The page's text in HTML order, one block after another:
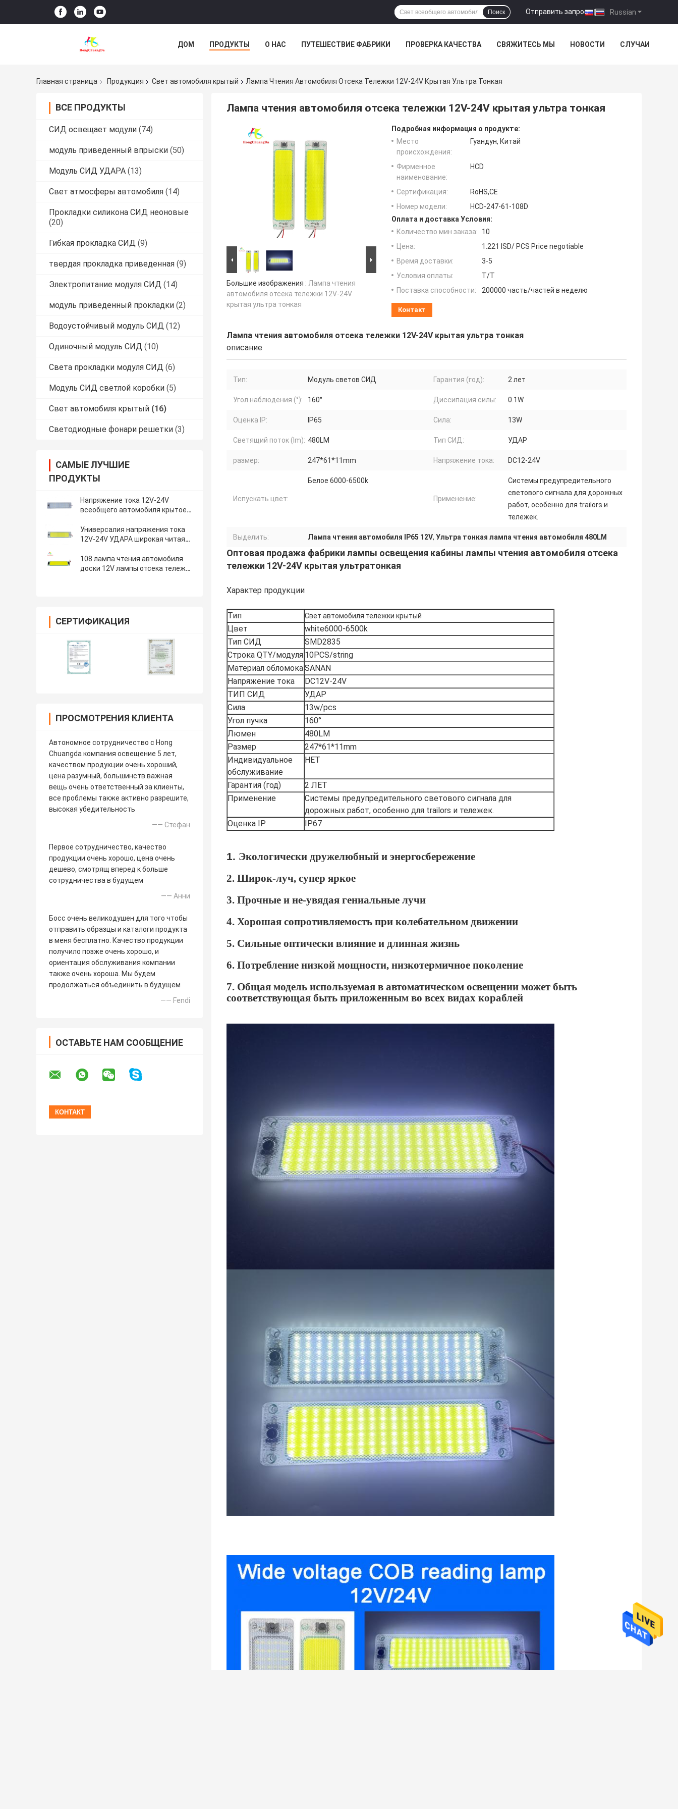
Russian
Отправить запрос |
Поиск
ДОМ ПРОДУКТЫ О НАС ПУТЕШЕСТВИЕ ФАБРИКИ ПРОВЕРКА КАЧЕСТВА СВЯЖИТЕСЬ МЫ НОВОСТИ СЛУЧАИ
Главная страница Продукция Свет автомобиля крытый Лампа Чтения Автомобиля Отсека Тележки 12V-24V Крытая Ультра Тонкая
ВСЕ ПРОДУКТЫ
СИД освещает модули (74)
модуль приведенный впрыски (50)
Модуль СИД УДАРА (13)
Свет атмосферы автомобиля (14)
Прокладки силикона СИД неоновые
(20)
Гибкая прокладка СИД (9)
твердая прокладка приведенная (9)
Электропитание модуля СИД (14)
модуль приведенный прокладки (2)
Водоустойчивый модуль СИД (12)
Одиночный модуль СИД (10)
Света прокладки модуля СИД (6)
Модуль СИД светлой коробки (5)
Свет автомобиля крытый (16)
Светодиодные фонари решетки (3)
САМЫЕ ЛУЧШИЕ
ПРОДУКТЫ
Напряжение тока 12V-24V
всеобщего автомобиля крытое
моделей
Универсалия напряжения тока
12V-24V УДАРА широкая читая
108 лампа чтения автомобиля
доски 12V лампы отсека тележки
СЕРТИФИКАЦИЯ
ПРОСМОТРЕНИЯ КЛИЕНТА
Автономное сотрудничество с Hong
Chuangda компания освещение 5 лет,
качеством продукции очень хороший,
цена разумный, большинств важная
вещь очень ответственный за клиенты,
все проблемы также активно разрешите,
высокая убедительность
—— Стефан
Первое сотрудничество, качество
продукции очень хорошо, цена очень
дешево, смотрящ вперед к больше
сотрудничества в будущем
—— Анни
Босс очень великодушен для того чтобы
отправить образцы и каталоги продукта
в меня бесплатно. Качество продукции
получило позже очень хорошо, и
ориентация обслуживания компании
также очень хороша. Мы будем
продолжаться объединить в будущем
—— Fendi
ОСТАВЬТЕ НАМ СООБЩЕНИЕ
Лампа чтения автомобиля отсека тележки 12V-24V крытая ультра тонкая
Большие изображения : Лампа чтения
автомобиля отсека тележки 12V-24V
крытая ультра тонкая
Подробная информация о продукте:
Место
происхождения:
Гуандун, Китай
Фирменное
наименование:
HCD
Сертификация:
RoHS,CE
Номер модели:
HCD-247-61-108D
Оплата и доставка Условия:
Количество мин заказа:
10
Цена:
1.221 ISD/ PCS Price negotiable
Время доставки:
3-5
Условия оплаты:
T/T
Поставка способности:
200000 часть/частей в неделю
Контакт
Лампа чтения автомобиля отсека тележки 12V-24V крытая ультра тонкая
описание
Тип: Модуль светов СИД Гарантия (год): 2 лет
Угол наблюдения (°): 160° Диссипация силы: 0.1W
Оценка IP: IP65 Сила: 13W
Светящий поток (lm): 480LM Тип СИД: УДАР
размер: 247*61*11mm Напряжение тока: DC12-24V
Испускать цвет:
Белое 6000-6500k
Применение:
Системы предупредительного
светового сигнала для дорожных
работ, особенно для trailors и
тележек.
Выделить: Лампа чтения автомобиля IP65 12V, Ультра тонкая лампа чтения автомобиля 480LM
Оптовая продажа фабрики лампы освещения кабины лампы чтения автомобиля отсека
тележки 12V-24V крытая ультратонкая
Характер продукции
Тип Свет автомобиля тележки крытый
Цвет
white6000-6500k
Тип СИД
SMD2835
Строка QTY/модуля 10PCS/string
Материал обломокаSANAN
Напряжение тока
DC12V-24V
ТИП СИД
УДАР
Сила
13w/pcs
Угол пучка
160°
Люмен
480LM
Размер
247*61*11mm
Индивидуальное
обслуживание
НЕТ
Гарантия (год)
2 ЛЕТ
Применение
Системы предупредительного светового сигнала для
дорожных работ, особенно для trailors и тележек.
Оценка IP
IP67
1. Экологически дружелюбный и энергосбережение
2. Широк-луч, супер яркое
3. Прочные и не-увядая гениальные лучи
4. Хорошая сопротивляемость при колебательном движении
5. Сильные оптически влияние и длинная жизнь
6. Потребление низкой мощности, низкотермичное поколение
7. Общая модель используемая в автоматическом освещении может быть
соответствующая быть приложенным во всех видах кораблей